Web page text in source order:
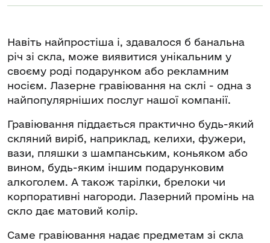
Навіть найпростіша і, здавалося б банальна
річ зі скла, може виявитися унікальним у
своєму роді подарунком або рекламним
носієм. Лазерне гравіювання на склі - одна з
найпопулярніших послуг нашої компанії.
Гравіювання піддається практично будь-який
скляний виріб, наприклад, келихи, фужери,
вази, пляшки з шампанським, коньяком або
вином, будь-яким іншим подарунковим
алкоголем. А також тарілки, брелоки чи
корпоративні нагороди. Лазерний промінь на
скло дає матовий колір.
Саме гравіювання надає предметам зі скла